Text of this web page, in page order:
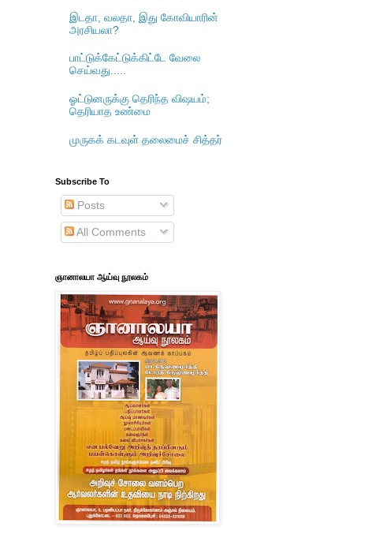
இடதா, வலதா, இது கோவியாரின்
அரசியலா?
பாட்டுக்கேட்டுக்கிட்டே வேலை
செய்வது.....
ஓட்டுனருக்கு தெரிந்த விஷயம்;
தெரியாத உண்மை
முருகக் கடவுள் தலைமைச் சித்தர்
Subscribe To
Posts
All Comments
ஞானாலயா ஆய்வு நூலகம்